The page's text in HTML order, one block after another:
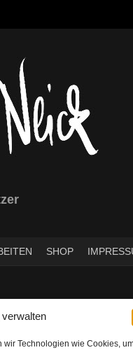
Technologien wie Cookies,
SHOP